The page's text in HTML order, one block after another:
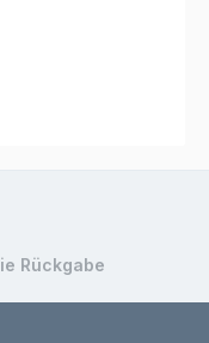
Rückgabe